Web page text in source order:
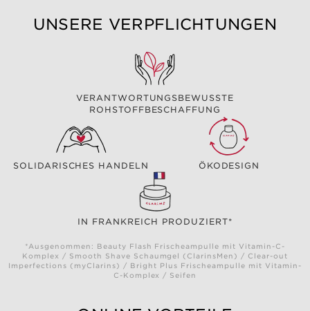
UNSERE VERPFLICHTUNGEN
VERANTWORTUNGSBEWUSSTE
ROHSTOFFBESCHAFFUNG
SOLIDARISCHES HANDELN ÖKODESIGN
IN FRANKREICH PRODUZIERT*
*Ausgenommen: Beauty Flash Frischeampulle mit Vitamin-C-
Komplex / Smooth Shave Schaumgel (ClarinsMen) / Clear-out
Imperfections (myClarins) / Bright Plus Frischeampulle mit Vitamin-
C-Komplex / Seifen